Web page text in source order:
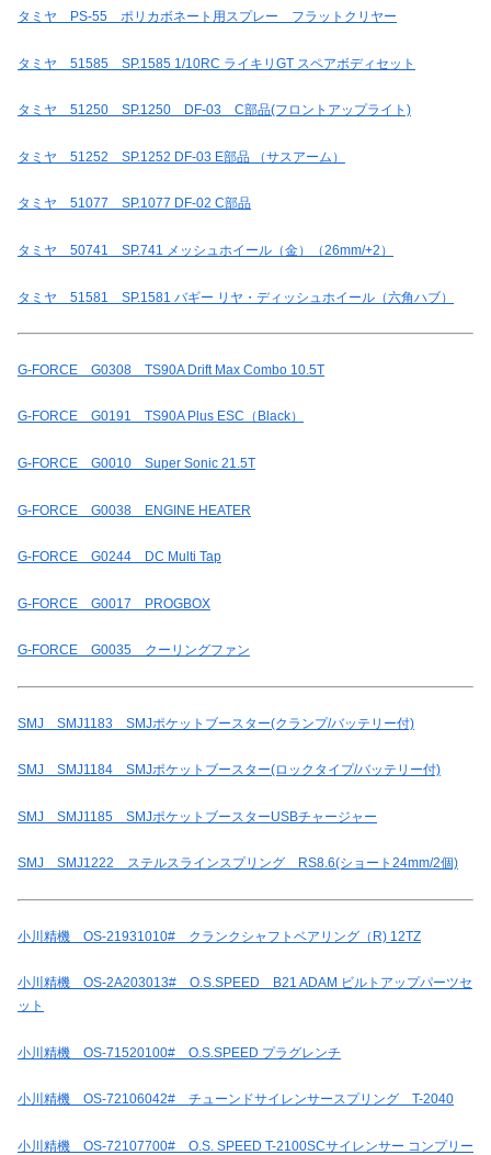
タミヤ PS-55 ポリカボネート用スプレー フラットクリヤー
タミヤ 51585 SP.1585 1/10RC ライキリGT スペアボディセット
タミヤ 51250 SP.1250 DF-03 C部品(フロントアップライト)
タミヤ 51252 SP.1252 DF-03 E部品 （サスアーム）
タミヤ 51077 SP.1077 DF-02 C部品
タミヤ 50741 SP.741 メッシュホイール（金）（26mm/+2）
タミヤ 51581 SP.1581 バギー リヤ・ディッシュホイール（六角ハブ）
G-FORCE G0308 TS90A Drift Max Combo 10.5T
G-FORCE G0191 TS90A Plus ESC（Black）
G-FORCE G0010 Super Sonic 21.5T
G-FORCE G0038 ENGINE HEATER
G-FORCE G0244 DC Multi Tap
G-FORCE G0017 PROGBOX
G-FORCE G0035 クーリングファン
SMJ SMJ1183 SMJポケットブースター(クランプ/バッテリー付)
SMJ SMJ1184 SMJポケットブースター(ロックタイプ/バッテリー付)
SMJ SMJ1185 SMJポケットブースターUSBチャージャー
SMJ SMJ1222 ステルスラインスプリング RS8.6(ショート24mm/2個)
小川精機 OS-21931010# クランクシャフトベアリング（R) 12TZ
小川精機 OS-2A203013# O.S.SPEED B21 ADAM ビルトアップパーツセ
ット
小川精機 OS-71520100# O.S.SPEED プラグレンチ
小川精機 OS-72106042# チューンドサイレンサースプリング T-2040
小川精機 OS-72107700# O.S. SPEED T-2100SCサイレンサー コンプリー